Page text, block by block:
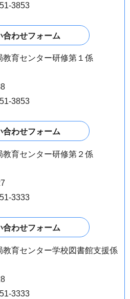
3853
育センター研修第１係
3853
育センター研修第２係
3333
育センター学校図書館支援係
3333